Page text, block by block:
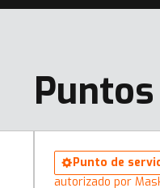
Punto de
autorizado por